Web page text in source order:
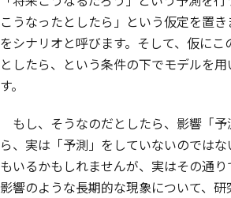
こうなったとしたら」という仮定を置
をシナリオと呼びます。そして、仮に
としたら、という条件の下でモデルを
す。
もし、そうなのだとしたら、影響「
ら、実は「予測」をしていないのでは
もいるかもしれませんが、実はその通
影響のような長期的な現象について、